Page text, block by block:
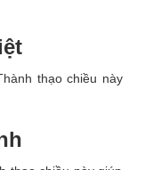
thạo chiều này